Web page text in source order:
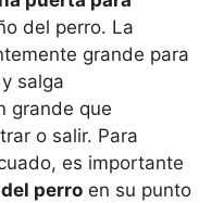
del perro. La
grande para
salga
grande que
o salir. Para
es importante
perro en su punto